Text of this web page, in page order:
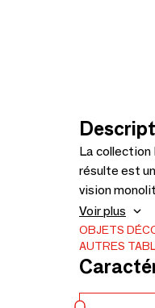
La collection
résulte est
vision monolithique. Matériaux: cuir et bois. La finition du bois
foncé, soit
veinage
Formats
Voir plus
OBJETS
AUTRES